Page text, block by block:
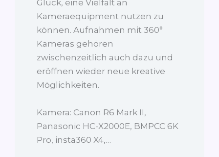
Glück, eine Vielfalt an
Kameraequipment nutzen zu
können. Aufnahmen mit 360°
Kameras gehören
zwischenzeitlich auch dazu und
eröffnen wieder neue kreative
Möglichkeiten.
Kamera: Canon R6 Mark II,
Panasonic HC-X2000E, BMPCC 6K
Pro, insta360 X4,…